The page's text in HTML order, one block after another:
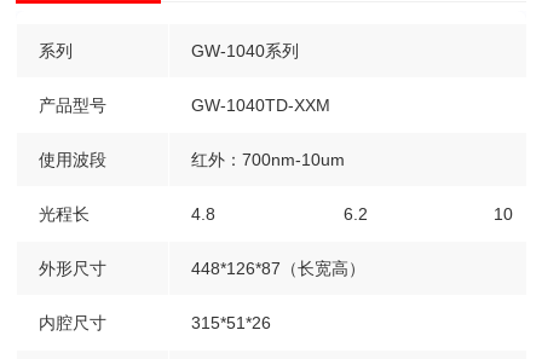
系列 GW-1040系列
产品型号 GW-1040TD-XXM
使用波段 红外：700nm-10um
光程长 4.8 6.2 10
外形尺寸 448*126*87（长宽高）
内腔尺寸 315*51*26